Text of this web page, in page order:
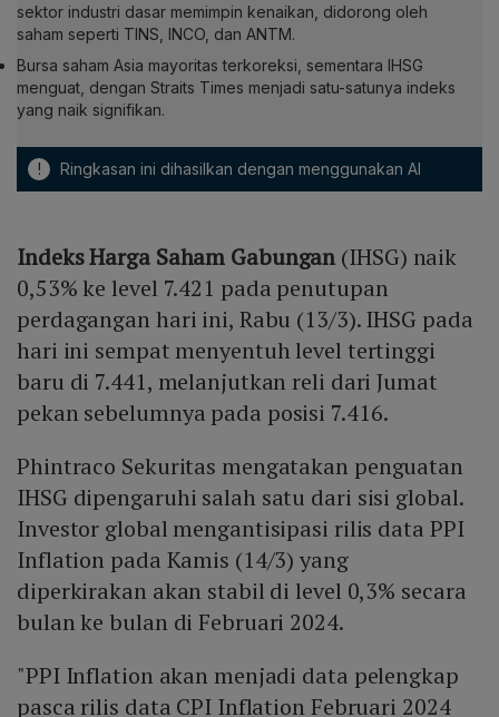
sektor industri dasar memimpin kenaikan, didorong oleh
saham seperti TINS, INCO, dan ANTM.
Bursa saham Asia mayoritas terkoreksi, sementara IHSG
menguat, dengan Straits Times menjadi satu-satunya indeks
yang naik signifikan.
! Ringkasan ini dihasilkan dengan menggunakan AI
Indeks Harga Saham Gabungan (IHSG) naik
0,53% ke level 7.421 pada penutupan
perdagangan hari ini, Rabu (13/3). IHSG pada
hari ini sempat menyentuh level tertinggi
baru di 7.441, melanjutkan reli dari Jumat
pekan sebelumnya pada posisi 7.416.
Phintraco Sekuritas mengatakan penguatan
IHSG dipengaruhi salah satu dari sisi global.
Investor global mengantisipasi rilis data PPI
Inflation pada Kamis (14/3) yang
diperkirakan akan stabil di level 0,3% secara
bulan ke bulan di Februari 2024.
"PPI Inflation akan menjadi data pelengkap
pasca rilis data CPI Inflation Februari 2024